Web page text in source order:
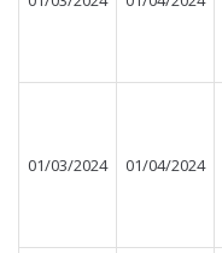
01/03/2024 01/04/2024